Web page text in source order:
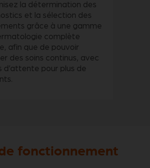
la détermination des
et la sélection des
grâce à une gamme
complète
afin que de pouvoir
des soins continus, avec
d’attente pour plus de
fonctionnement